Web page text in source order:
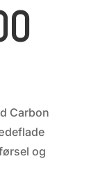
Carbon
og